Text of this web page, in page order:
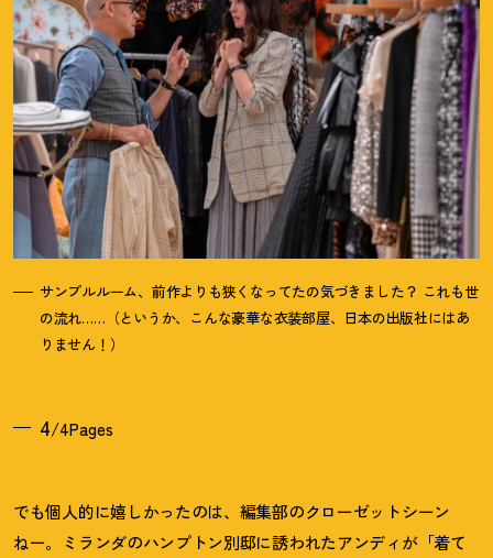
サンプルルーム、前作よりも狭くなってたの気づきました？ これも世
の流れ……（というか、こんな豪華な衣装部屋、日本の出版社にはあ
りません ！ ）
4/4Pages
でも個人的に嬉しかったのは、編集部のクローゼットシーン
ねー。ミランダのハンプトン別邸に誘われたアンディが「着て